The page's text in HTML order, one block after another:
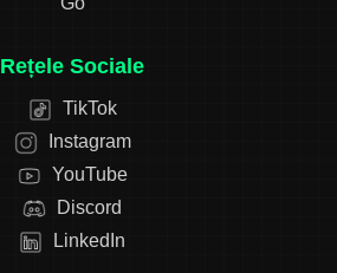
Rețele Sociale
TikTok
Instagram
YouTube
Discord
LinkedIn